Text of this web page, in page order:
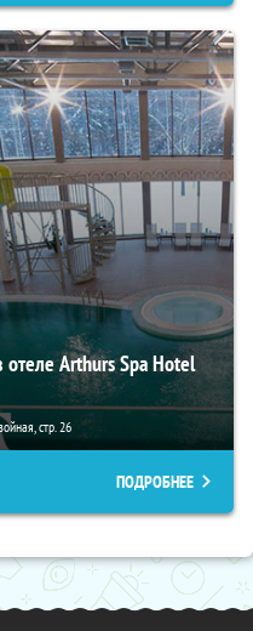
Arthurs Spa Hotel
стр. 26
ПОДРОБНЕЕ